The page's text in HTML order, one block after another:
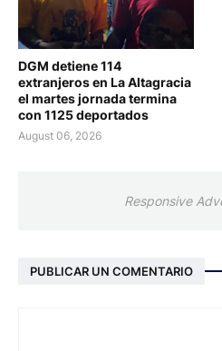
DGM detiene 114
extranjeros en La Altagracia
el martes jornada termina
con 1125 deportados
August 06, 2026
Responsive
PUBLICAR UN COMENTARIO